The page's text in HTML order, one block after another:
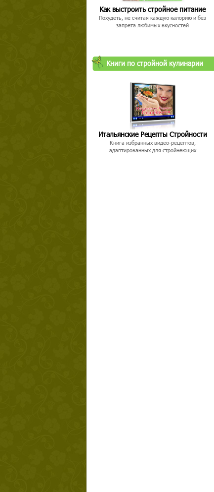
Как выстроить стройное питание
Похудеть, не считая каждую калорию и без
запрета любимых вкусностей
Книги по стройной кулинарии
Итальянские Рецепты Стройности
Книга избранных видео-рецептов,
адаптированных для стройнеющих